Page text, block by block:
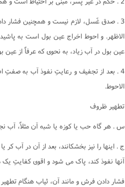
3 . صدق غَسل، لازم نيست و همچنين فشار
الاظهر. و احوط اخراج عين بول است به
عين بول در آب زياد، به نحوى که عرفاً از عين
4 . بعد از تجفيف و رعايتِ نفوذ آب به صفتِ
الاحوط.
تطهير ظروف
س . هر گاه حب يا کوزه يا شبه آن مثلاً، آب
ج . اينها را نيز بخشکانند، بعد از آن در آب کر
آنها نفوذ کند، پاک مى شود و اقوى کفايتِ يک
فشار دادن فرش و مانند آن، ثياب هنگام تطهير